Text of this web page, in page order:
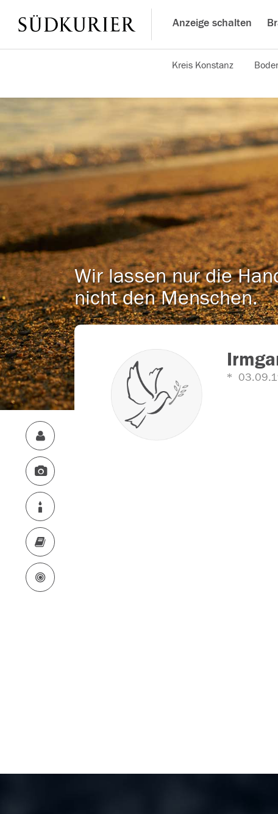
Anzeige schalten
Kreis Konstanz
Wir lassen nur die
nicht den Menschen.